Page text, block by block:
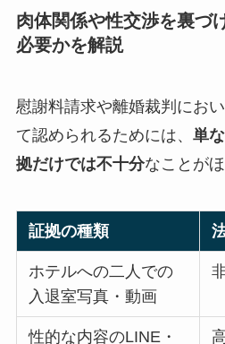
肉体関係や性交渉を裏づ
必要かを解説
慰謝料請求や離婚裁判にお
て認められるためには、 単
拠だけでは不十分なことが
証拠の種類
ホテルへの二人での
入退室写真・動画
性的な内容のLINE・